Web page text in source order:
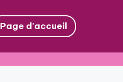
Page d'accueil